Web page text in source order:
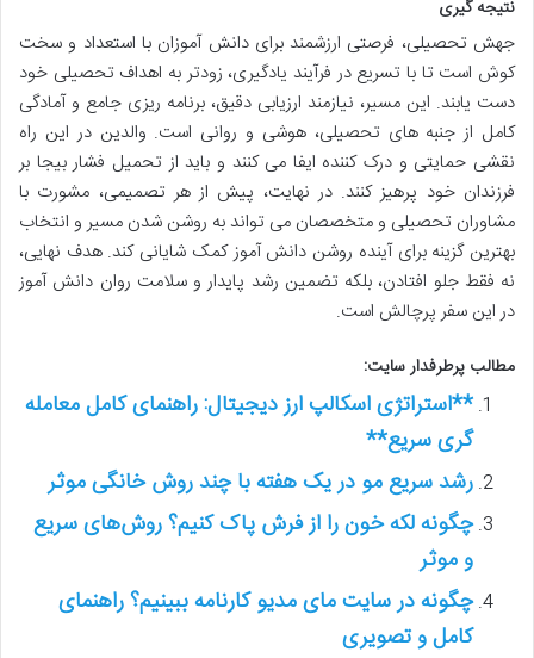
نتیجه گیری
جهش تحصیلی، فرصتی ارزشمند برای دانش آموزان با استعداد و سخت
کوش است تا با تسریع در فرآیند یادگیری، زودتر به اهداف تحصیلی خود
دست یابند. این مسیر، نیازمند ارزیابی دقیق، برنامه ریزی جامع و آمادگی
کامل از جنبه های تحصیلی، هوشی و روانی است. والدین در این راه
نقشی حمایتی و درک کننده ایفا می کنند و باید از تحمیل فشار بیجا بر
فرزندان خود پرهیز کنند. در نهایت، پیش از هر تصمیمی، مشورت با
مشاوران تحصیلی و متخصصان می تواند به روشن شدن مسیر و انتخاب
بهترین گزینه برای آینده روشن دانش آموز کمک شایانی کند. هدف نهایی،
نه فقط جلو افتادن، بلکه تضمین رشد پایدار و سلامت روان دانش آموز
در این سفر پرچالش است.
مطالب پرطرفدار سایت:
**استراتژی اسکالپ ارز دیجیتال: راهنمای کامل معامله
گری سریع**
رشد سریع مو در یک هفته با چند روش خانگی موثر
چگونه لکه خون را از فرش پاک کنیم؟ روش‌های سریع
و موثر
چگونه در سایت مای مدیو کارنامه ببینیم؟ راهنمای
کامل و تصویری